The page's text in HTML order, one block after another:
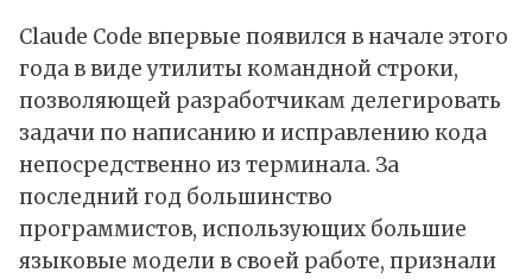
Claude Code впервые появился в начале этого
года в виде утилиты командной строки,
позволяющей разработчикам делегировать
задачи по написанию и исправлению кода
непосредственно из терминала. За
последний год большинство
программистов, использующих большие
языковые модели в своей работе, признали